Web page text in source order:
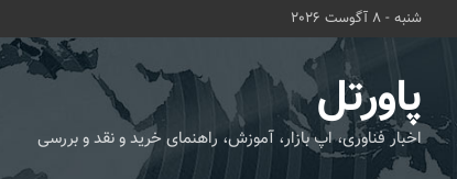
شنبه - 8 آگوست 2026
پاورتل
اخبار فناوری، اپ بازار، آموزش، راهنمای خرید و نقد و بررسی